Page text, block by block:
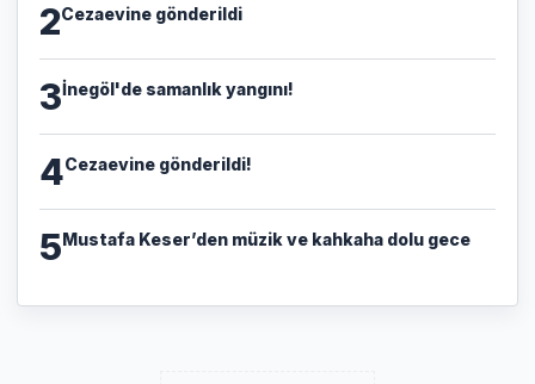
2Cezaevine gönderildi
3İnegöl'de samanlık yangını!
4Cezaevine gönderildi!
5Mustafa Keser’den müzik ve kahkaha dolu gece